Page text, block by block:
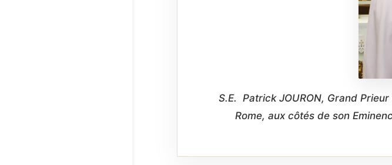
S.E. Patrick JOURON, Grand
Rome, aux côtés de son